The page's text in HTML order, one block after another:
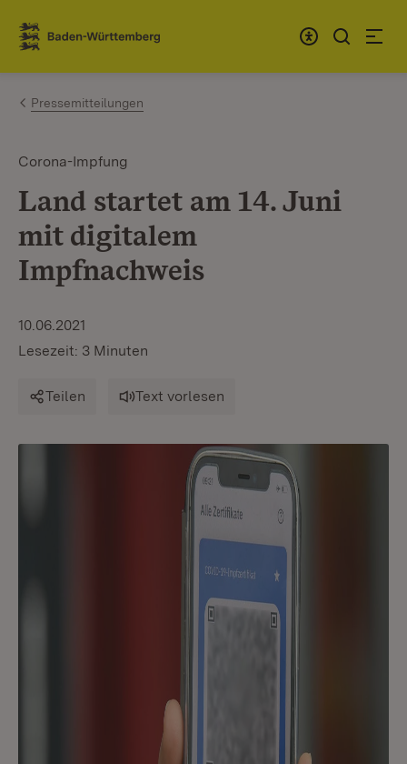
Zum Inhalt springen
Link zur Startseite
Pressemitteilungen
Corona-Impfung
Land startet am 14. Juni
mit digitalem
Impfnachweis
10.06.2021
Lesezeit: 3 Minuten
Teilen Text vorlesen